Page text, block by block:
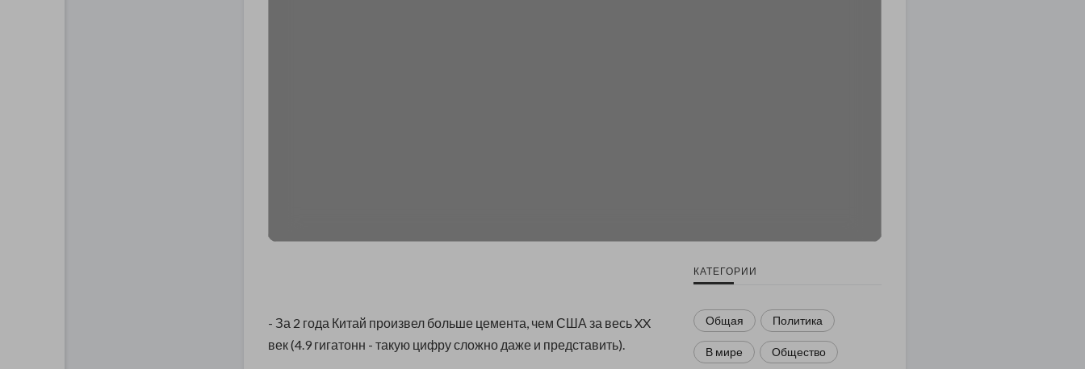
- За 2 года Китай произвел больше цемента, чем США за весь XX
век (4.9 гигатонн - такую цифру сложно даже и представить).
КАТЕГОРИИ
Общая Политика
В мире Общество